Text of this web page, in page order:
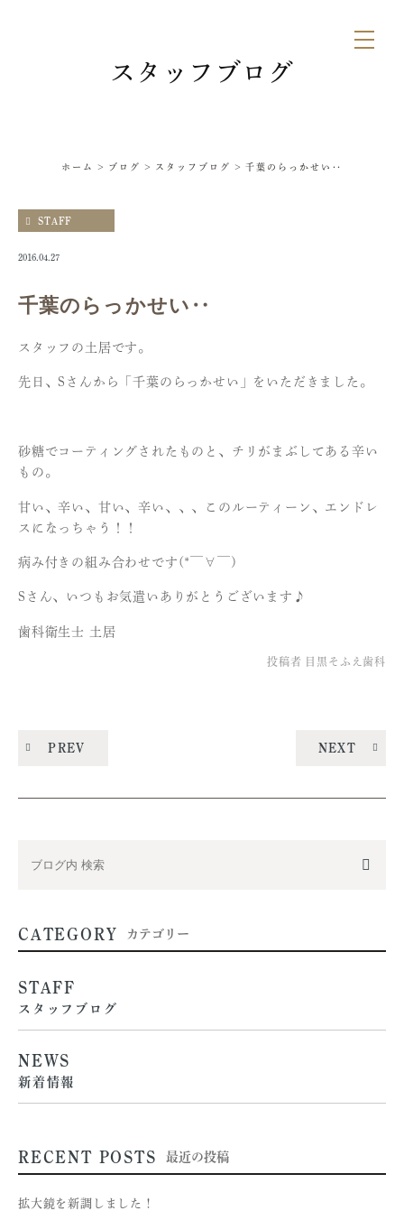
スタッフブログ
ホーム ブログ スタッフブログ 千葉のらっかせい‥
STAFF
2016.04.27
千葉のらっかせい‥
スタッフの土居です。
先日、Sさんから「千葉のらっかせい」をいただきました。
砂糖でコーティングされたものと、チリがまぶしてある辛い
もの。
甘い、辛い、甘い、辛い、、、このルーティーン、エンドレ
スになっちゃう！！
病み付きの組み合わせです(*￣∀￣)
Sさん、いつもお気遣いありがとうございます♪
歯科衛生士 土居
投稿者 目黒そふえ歯科
PREV NEXT
CATEGORY カテゴリー
STAFF
スタッフブログ
NEWS
新着情報
RECENT POSTS 最近の投稿
拡大鏡を新調しました！